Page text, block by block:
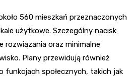
560 mieszkań przeznaczonych
użytkowe. Szczególny nacisk
rozwiązania oraz minimalne
Plany przewidują również
funkcjach społecznych, takich jak